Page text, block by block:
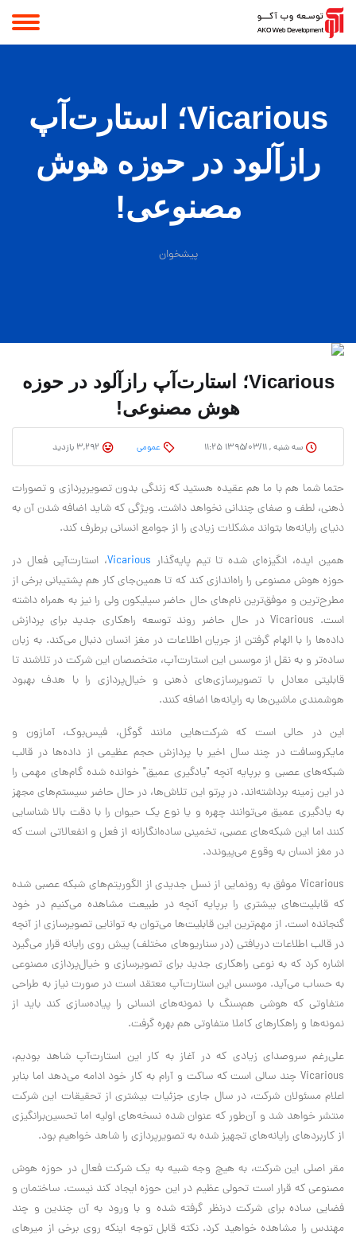
Vicarious؛ استارت‌آپ
رازآلود در حوزه هوش
مصنوعی!
پیشخوان
Vicarious؛ استارت‌آپ رازآلود در حوزه
هوش مصنوعی!
سه شنبه , ۱۳۹۵/۰۳/۱۱ ۱۱:۲۵ عمومی
حتما شما هم با ما هم عقیده هستید که زندگی بدون تصویرپردازی و تصورات
ذهنی، لطف و صفای چندانی نخواهد داشت. ویژگی که شاید اضافه شدن آن به
دنیای رایانه‌ها بتواند مشکلات زیادی را از جوامع انسانی برطرف کند.
همین ایده، انگیزه‌ای شده تا تیم پایه‌گذار Vicarious، استارت‌آپی فعال در
حوزه هوش مصنوعی را راه‌اندازی کند که تا همین‌جای کار هم پشتیبانی برخی از
مطرح‌ترین و موفق‌ترین نام‌های حال حاضر سیلیکون ولی را نیز به همراه داشته
است. Vicarious در حال حاضر روند توسعه راهکاری جدید برای پردازش
داده‌ها را با الهام گرفتن از جریان اطلاعات در مغز انسان دنبال می‌کند. به زبان
ساد‌ه‌تر و به نقل از موسس این استارت‌آپ، متخصصان این شرکت در تلاشند تا
قابلیتی معادل با تصویرسازی‌های ذهنی و خیال‌پردازی را با هدف بهبود
هوشمندی ماشین‌ها به رایانه‌ها اضافه کنند.
این در حالی است که شرکت‌هایی مانند گوگل، فیس‌بوک، آمازون و
مایکروسافت در چند سال اخیر با پردازش حجم عظیمی از داده‌ها در قالب
شبکه‌های عصبی و برپایه آنچه "یادگیری عمیق" خوانده شده گام‌های مهمی را
در این زمینه برداشته‌اند. در پرتو این تلاش‌ها، در حال حاضر سیستم‌های مجهز
به یادگیری عمیق می‌توانند چهره و یا نوع یک حیوان را با دقت بالا شناسایی
کنند اما این شبکه‌های عصبی، تخمینی ساده‌انگارانه از فعل و انفعالاتی است که
در مغز انسان به وقوع می‌پیوندد.
Vicarious موفق به رونمایی از نسل جدیدی از الگوریتم‌های شبکه عصبی شده
که قابلیت‌های بیشتری را برپایه آنچه در طبیعت مشاهده می‌کنیم در خود
گنجانده است. از مهم‌ترین این قابلیت‌ها می‌توان به توانایی تصویرسازی از آنچه
در قالب اطلاعات دریافتی (در سناریوهای مختلف) پیش روی رایانه قرار می‌گیرد
اشاره کرد که به نوعی راهکاری جدید برای تصویرسازی و خیال‌پردازی مصنوعی
به حساب می‌آید. موسس این استارت‌آپ معتقد است در صورت نیاز به طراحی
متفاوتی که هوشی هم‌سنگ با نمونه‌های انسانی را پیاده‌سازی کند باید از
نمونه‌ها و راهکارهای کاملا متفاوتی هم بهره گرفت.
علی‌رغم سروصدای زیادی که در آغاز به کار این استارت‌آپ شاهد بودیم،
Vicarious چند سالی است که ساکت و آرام به کار خود ادامه می‌دهد اما بنابر
اعلام مسئولان شرکت، در سال جاری جزئیات بیشتری از تحقیقات این شرکت
منتشر خواهد شد و آن‌طور که عنوان شده نسخه‌های اولیه اما تحسین‌برانگیزی
از کاربردهای رایانه‌های تجهیز شده به تصویرپردازی را شاهد خواهیم بود.
مقر اصلی این شرکت، به هیچ وجه شبیه به یک شرکت فعال در حوزه هوش
مصنوعی که قرار است تحولی عظیم در این حوزه ایجاد کند نیست. ساختمان و
فضایی ساده برای شرکت درنظر گرفته شده و با ورود به آن چندین و چند
مهندس را مشاهده خواهید کرد. نکته قابل توجه اینکه روی برخی از میرهای